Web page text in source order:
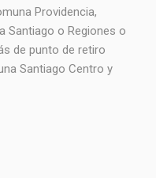
Providencia,
Santiago o Regiones o
de punto de retiro
Santiago Centro y